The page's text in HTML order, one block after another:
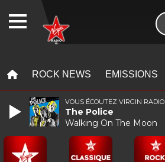
ROCK NEWS EMISSIONS
VOUS ÉCOUTEZ VIRGIN RADIO
The Police
Walking On The Moon
WEBRADIO